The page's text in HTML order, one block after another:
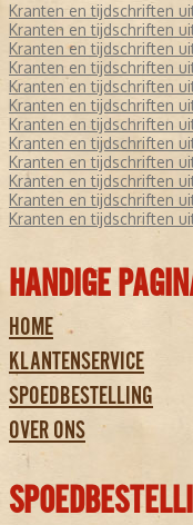
Kranten en tijdschriften
Kranten en tijdschriften
Kranten en tijdschriften
Kranten en tijdschriften
Kranten en tijdschriften
Kranten en tijdschriften
Kranten en tijdschriften
Kranten en tijdschriften
Kranten en tijdschriften
Kranten en tijdschriften
Kranten en tijdschriften
Kranten en tijdschriften
HANDIGE
HOME
KLANTENSERVICE
SPOEDBESTELLING
OVER ONS